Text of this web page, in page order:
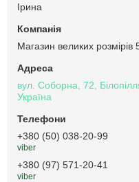
Ірина
Магазин великих розмірів
вул. Соборна, 72,
Україна
+380 (50) 038-20-99
viber
+380 (97) 571-20-41
viber